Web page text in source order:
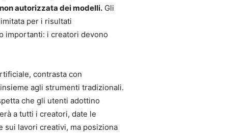
autorizzata dei modelli. Gli
per i risultati
importanti: i creatori devono
contrasta con
agli strumenti tradizionali.
che gli utenti adottino
a tutti i creatori, date le
sui lavori creativi, ma posiziona